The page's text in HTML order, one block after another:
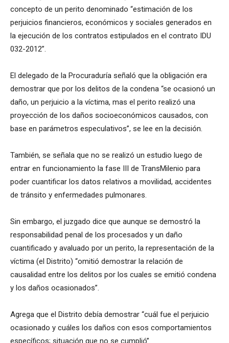
concepto de un perito denominado “estimación de los
perjuicios financieros, económicos y sociales generados en
la ejecución de los contratos estipulados en el contrato IDU
032-2012”.
El delegado de la Procuraduría señaló que la obligación era
demostrar que por los delitos de la condena “se ocasionó un
daño, un perjuicio a la víctima, mas el perito realizó una
proyección de los daños socioeconómicos causados, con
base en parámetros especulativos”, se lee en la decisión.
También, se señala que no se realizó un estudio luego de
entrar en funcionamiento la fase III de TransMilenio para
poder cuantificar los datos relativos a movilidad, accidentes
de tránsito y enfermedades pulmonares.
Sin embargo, el juzgado dice que aunque se demostró la
responsabilidad penal de los procesados y un daño
cuantificado y avaluado por un perito, la representación de la
víctima (el Distrito) “omitió demostrar la relación de
causalidad entre los delitos por los cuales se emitió condena
y los daños ocasionados”.
Agrega que el Distrito debía demostrar “cuál fue el perjuicio
ocasionado y cuáles los daños con esos comportamientos
específicos; situación que no se cumplió”.